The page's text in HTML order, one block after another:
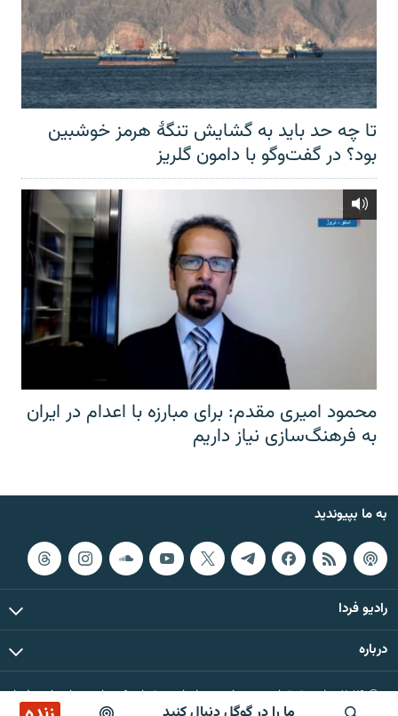
تا چه حد باید به گشایش تنگهٔ هرمز خوشبین
بود؟ در گفت‌وگو با دامون گلریز
محمود امیری مقدم: برای مبارزه با اعدام در ایران
به فرهنگ‌سازی نیاز داریم
به ما بپیوندید
رادیو فردا
درباره
© ۲۰۲۶ تمام حقوق این وب‌سایت، بر اساس مقررات کپی‌رایت، برای رادیو فردا